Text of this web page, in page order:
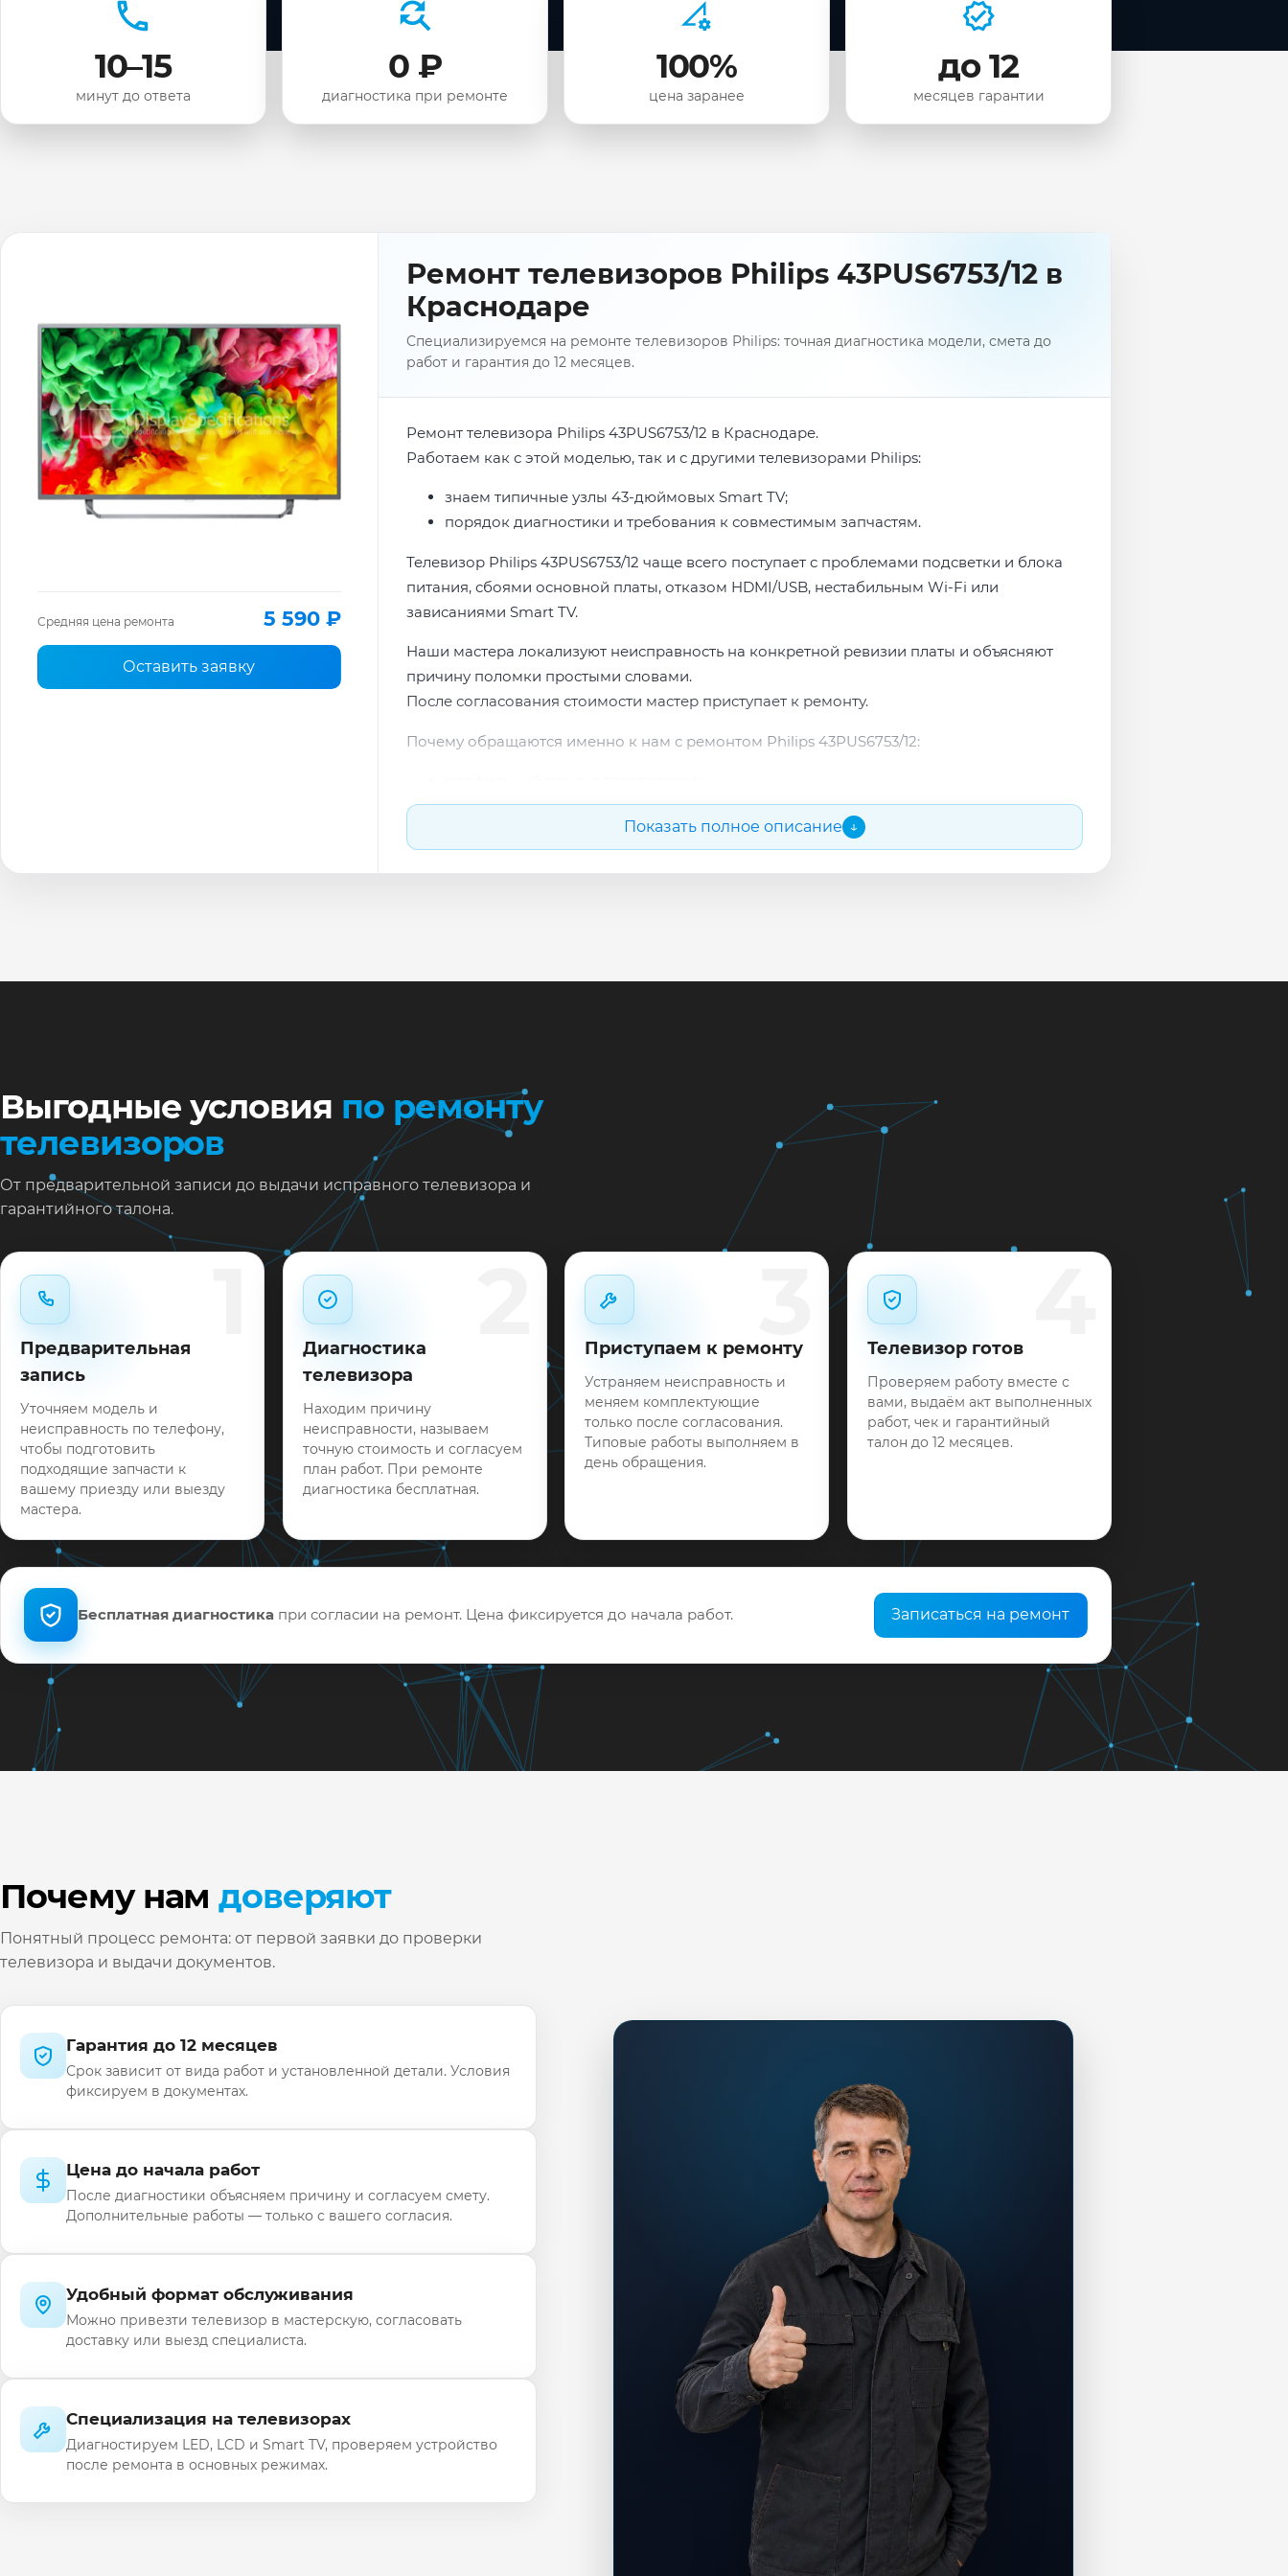
10–15
минут до ответа
0 ₽
диагностика при ремонте
100%
цена заранее
до 12
месяцев гарантии
Средняя цена ремонта 5 590 ₽
Оставить заявку
Ремонт телевизоров Philips 43PUS6753/12 в
Краснодаре
Специализируемся на ремонте телевизоров Philips: точная диагностика модели, смета до
работ и гарантия до 12 месяцев.
Ремонт телевизора Philips 43PUS6753/12 в Краснодаре.
Работаем как с этой моделью, так и с другими телевизорами Philips:
знаем типичные узлы 43-дюймовых Smart TV;
порядок диагностики и требования к совместимым запчастям.
Телевизор Philips 43PUS6753/12 чаще всего поступает с проблемами подсветки и блока
питания, сбоями основной платы, отказом HDMI/USB, нестабильным Wi-Fi или
зависаниями Smart TV.
Наши мастера локализуют неисправность на конкретной ревизии платы и объясняют
причину поломки простыми словами.
После согласования стоимости мастер приступает к ремонту.
Почему обращаются именно к нам с ремонтом Philips 43PUS6753/12:
опыт по бренду Philips;
прозрачная смета до начала работ;
подбор проверенных комплектующих.
Оставьте заявку или позвоните: укажите симптомы — подскажем ориентир по сроку и
Показать полное описание ↓
Выгодные условия по ремонту
телевизоров
От предварительной записи до выдачи исправного телевизора и
гарантийного талона.
Предварительная
запись
Уточняем модель и
неисправность по телефону,
чтобы подготовить
подходящие запчасти к
вашему приезду или выезду
мастера.
Диагностика
телевизора
Находим причину
неисправности, называем
точную стоимость и согласуем
план работ. При ремонте
диагностика бесплатная.
Приступаем к ремонту
Устраняем неисправность и
меняем комплектующие
только после согласования.
Типовые работы выполняем в
день обращения.
Телевизор готов
Проверяем работу вместе с
вами, выдаём акт выполненных
работ, чек и гарантийный
талон до 12 месяцев.
Бесплатная диагностика при согласии на ремонт. Цена фиксируется до начала работ. Записаться на ремонт
Почему намдоверяют
Понятный процесс ремонта: от первой заявки до проверки
телевизора и выдачи документов.
Гарантия до 12 месяцев
Срок зависит от вида работ и установленной детали. Условия
фиксируем в документах.
Цена до начала работ
После диагностики объясняем причину и согласуем смету.
Дополнительные работы — только с вашего согласия.
Удобный формат обслуживания
Можно привезти телевизор в мастерскую, согласовать
доставку или выезд специалиста.
Специализация на телевизорах
Диагностируем LED, LCD и Smart TV, проверяем устройство
после ремонта в основных режимах.